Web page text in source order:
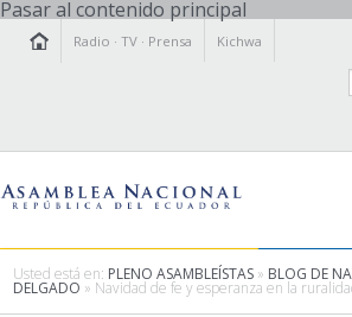
Pasar al contenido principal
Radio ·TV · Prensa Kichwa
Usted está en: PLENO ASAMBLEÍSTAS » BLOG DE
DELGADO » Navidad de fe y esperanza en la